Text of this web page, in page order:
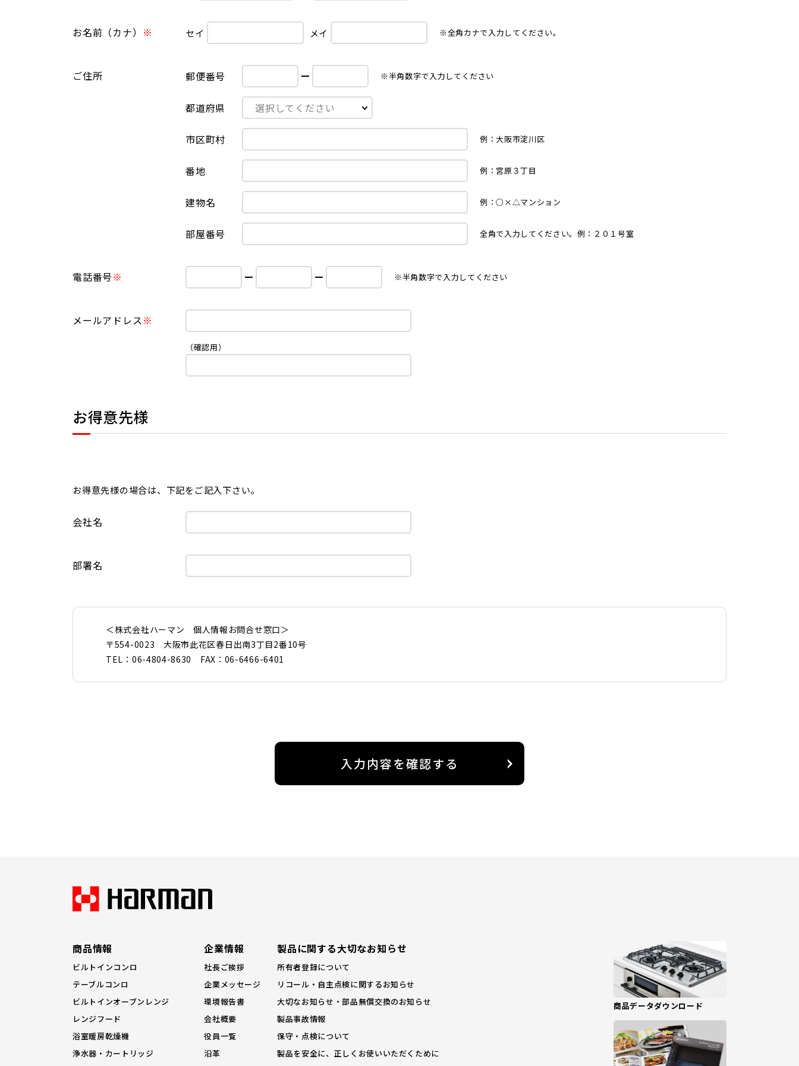
お名前（カナ） セイ メイ ※全角カナで入力してください。
ご住所 郵便番号 ※半角数字で入力してください
都道府県
市区町村 例：大阪市淀川区
番地 例：宮原３丁目
建物名 例：○×△マンション
部屋番号 全角で入力してください。例：２０１号室
電話番号 ※半角数字で入力してください
メールアドレス
（確認用）
お得意先様
お得意先様の場合は、下記をご記入下さい。
会社名
部署名
＜株式会社ハーマン 個人情報お問合せ窓口＞
〒554-0023 大阪市此花区春日出南3丁目2番10号
TEL：06-4804-8630 FAX：06-6466-6401
入力内容を確認する
商品情報
ビルトインコンロ
テーブルコンロ
ビルトインオーブンレンジ
レンジフード
浴室暖房乾燥機
浄水器・カートリッジ
企業情報
社長ご挨拶
企業メッセージ
環境報告書
会社概要
役員一覧
沿革
製品に関する大切なお知らせ
所有者登録について
リコール・自主点検に関するお知らせ
大切なお知らせ・部品無償交換のお知らせ
製品事故情報
保守・点検について
製品を安全に、正しくお使いいただくために
商品データダウンロード